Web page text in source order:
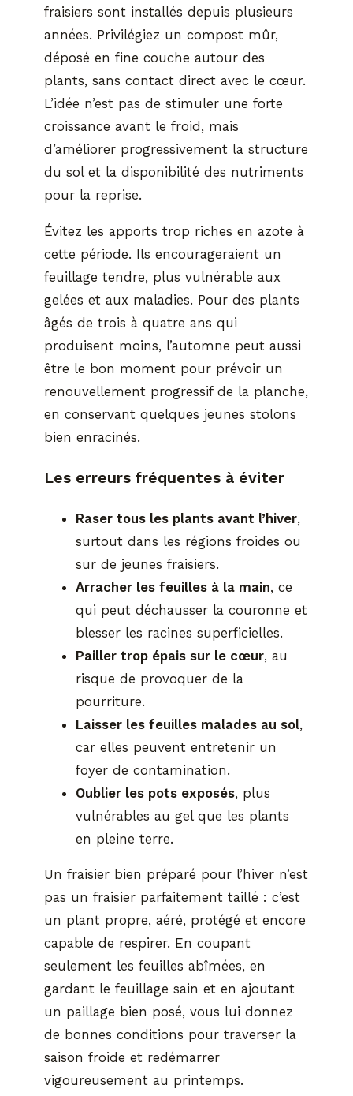
fraisiers sont installés depuis plusieurs
années. Privilégiez un compost mûr,
déposé en fine couche autour des
plants, sans contact direct avec le cœur.
L’idée n’est pas de stimuler une forte
croissance avant le froid, mais
d’améliorer progressivement la structure
du sol et la disponibilité des nutriments
pour la reprise.
Évitez les apports trop riches en azote à
cette période. Ils encourageraient un
feuillage tendre, plus vulnérable aux
gelées et aux maladies. Pour des plants
âgés de trois à quatre ans qui
produisent moins, l’automne peut aussi
être le bon moment pour prévoir un
renouvellement progressif de la planche,
en conservant quelques jeunes stolons
bien enracinés.
Les erreurs fréquentes à éviter
Raser tous les plants avant l’hiver,
surtout dans les régions froides ou
sur de jeunes fraisiers.
Arracher les feuilles à la main, ce
qui peut déchausser la couronne et
blesser les racines superficielles.
Pailler trop épais sur le cœur, au
risque de provoquer de la
pourriture.
Laisser les feuilles malades au sol,
car elles peuvent entretenir un
foyer de contamination.
Oublier les pots exposés, plus
vulnérables au gel que les plants
en pleine terre.
Un fraisier bien préparé pour l’hiver n’est
pas un fraisier parfaitement taillé : c’est
un plant propre, aéré, protégé et encore
capable de respirer. En coupant
seulement les feuilles abîmées, en
gardant le feuillage sain et en ajoutant
un paillage bien posé, vous lui donnez
de bonnes conditions pour traverser la
saison froide et redémarrer
vigoureusement au printemps.